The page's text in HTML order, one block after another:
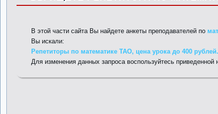
В этой части сайта Вы найдете анкеты преподавателей по
Вы искали:
Репетиторы по математике ТАО, цена урока до 400
Для изменения данных запроса воспользуйтесь